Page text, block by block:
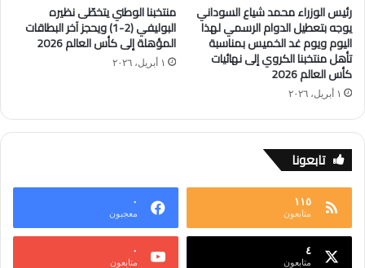
رئيس الوزراء محمد شياع السوداني
يوجه بتعطيل الدوام الرسمي لهذا
اليوم ويوم غد الخميس بمناسبة
تأهل منتخبنا الكروي إلى نهائيات
كأس العالم 2026
١ أبريل، ٢٠٢٦
منتخبنا الوطني يتخطّى نظيره
البوليفي (2-1) ويحجز آخر البطاقات
المؤهلة إلى كأس العالم 2026
١ أبريل، ٢٠٢٦
تابعونا
١١٥
متابعون
٠
معجبون
٤
متابعون
٠
متابعون